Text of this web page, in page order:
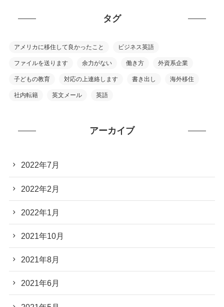
タグ
アメリカに移住して良かったこと ビジネス英語
ファイルを送ります 余力がない 働き方 外資系企業
子どもの教育 対応の上連絡します 書き出し 海外移住
社内転籍 英文メール 英語
アーカイブ
2022年7月
2022年2月
2022年1月
2021年10月
2021年8月
2021年6月